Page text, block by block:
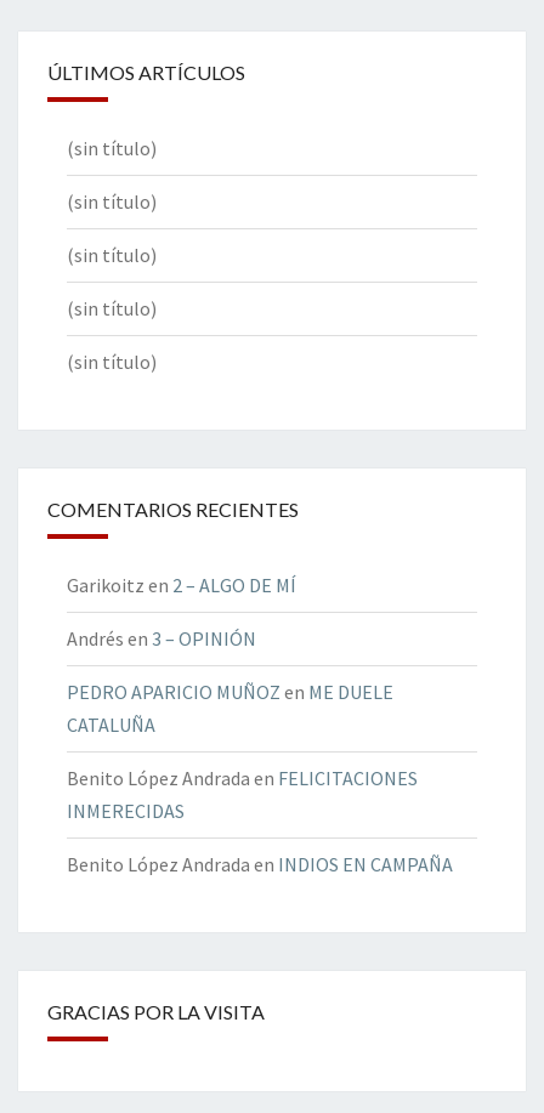
ÚLTIMOS ARTÍCULOS
(sin título)
(sin título)
(sin título)
(sin título)
(sin título)
COMENTARIOS RECIENTES
Garikoitz en 2 – ALGO DE MÍ
Andrés en 3 – OPINIÓN
PEDRO APARICIO MUÑOZ en ME DUELE
CATALUÑA
Benito López Andrada en FELICITACIONES
INMERECIDAS
Benito López Andrada en INDIOS EN CAMPAÑA
GRACIAS POR LA VISITA